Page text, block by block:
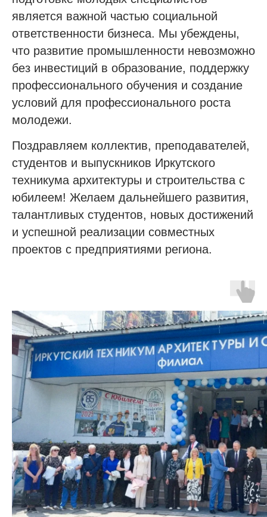
является важной частью социальной
ответственности бизнеса. Мы убеждены,
что развитие промышленности невозможно
без инвестиций в образование, поддержку
профессионального обучения и создание
условий для профессионального роста
молодежи.
Поздравляем коллектив, преподавателей,
студентов и выпускников Иркутского
техникума архитектуры и строительства с
юбилеем! Желаем дальнейшего развития,
талантливых студентов, новых достижений
и успешной реализации совместных
проектов с предприятиями региона.